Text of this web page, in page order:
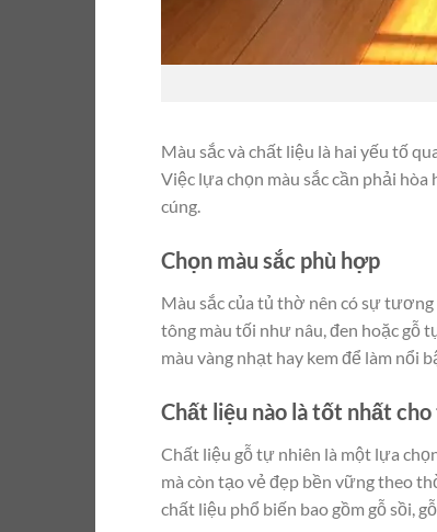
Màu sắc và chất liệu là hai yếu tố
Việc lựa chọn màu sắc cần phải
cúng.
Chọn màu sắc phù hợp
Màu sắc của tủ thờ nên có sự
tông màu tối như nâu, đen hoặc gỗ
màu vàng nhạt hay kem để làm nổi
Chất liệu nào là tốt nhất
Chất liệu gỗ tự nhiên là một lựa
mà còn tạo vẻ đẹp bền vững theo
chất liệu phổ biến bao gồm gỗ sồi,